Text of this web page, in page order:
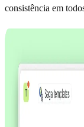
consistência em